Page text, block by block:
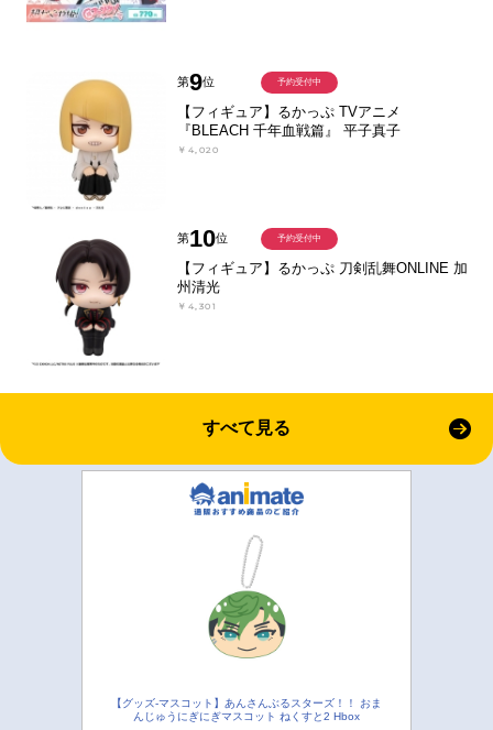
第9位
【フィギュア】るかっぷ TVアニメ
『BLEACH 千年血戦篇』 平子真子
￥4,020
予約受付中
第10位
【フィギュア】るかっぷ 刀剣乱舞ONLINE 加
州清光
￥4,301
予約受付中
すべて見る
【グッズ-マスコット】あんさんぶるスターズ！！ おま
んじゅうにぎにぎマスコット ねくすと2 Hbox